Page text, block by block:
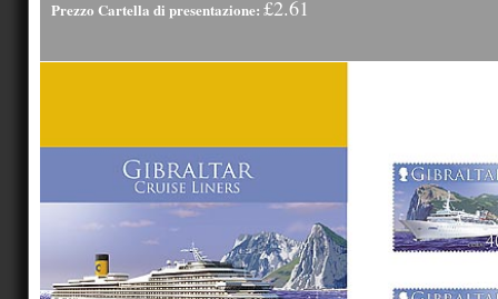
Prezzo Cartella di presentazione: £2.61